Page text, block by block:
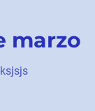
marzo